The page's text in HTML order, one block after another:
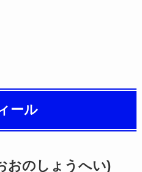
ール
おのしょうへい)